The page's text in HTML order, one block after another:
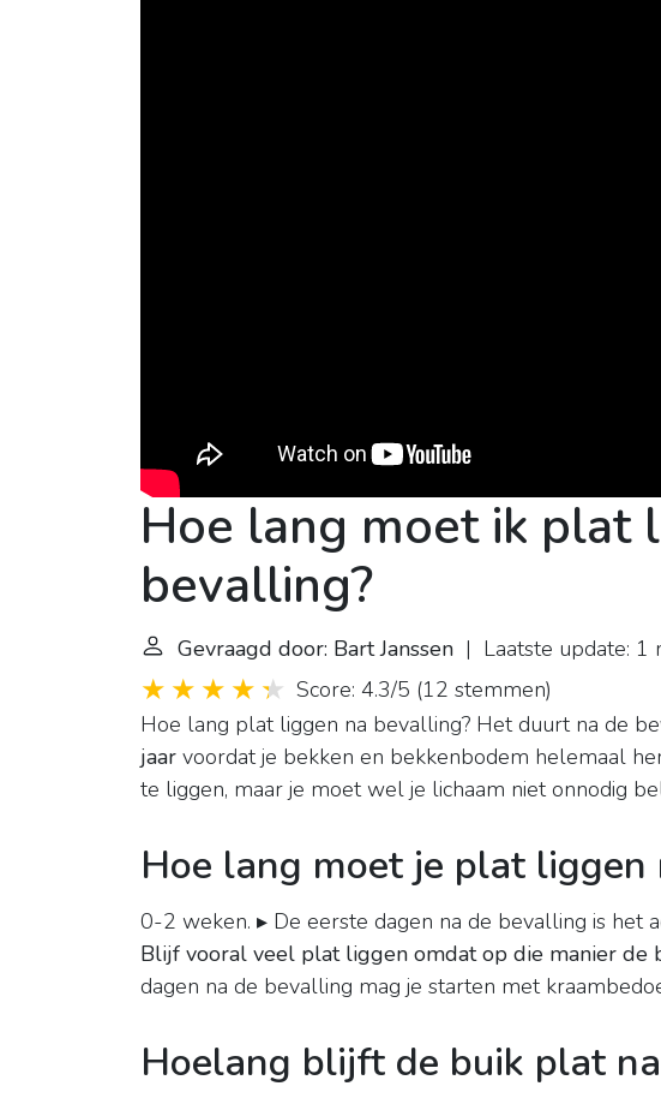
Hoe lang moet ik plat
bevalling?
Gevraagd door: Bart Janssen | Laatste update: 1
Score: 4.3/5 (12 stemmen)
Hoe lang plat liggen na bevalling? Het duurt na de
jaar voordat je bekken en bekkenbodem helemaal
te liggen, maar je moet wel je lichaam niet onnodig
Hoe lang moet je plat liggen
0-2 weken. ▸ De eerste dagen na de bevalling is het
Blijf vooral veel plat liggen omdat op die manier de
dagen na de bevalling mag je starten met
Hoelang blijft de buik plat